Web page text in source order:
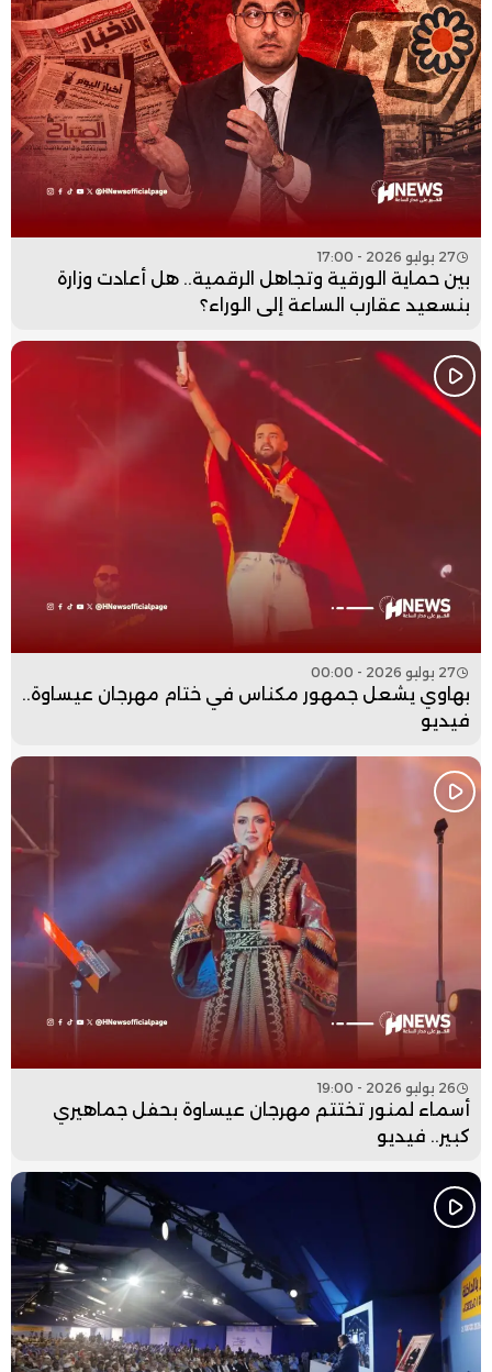
27 يوليو 2026 - 17:00
بين حماية الورقية وتجاهل الرقمية.. هل أعادت وزارة
بنسعيد عقارب الساعة إلى الوراء؟
27 يوليو 2026 - 00:00
بهاوي يشعل جمهور مكناس في ختام مهرجان عيساوة..
فيديو
26 يوليو 2026 - 19:00
أسماء لمنور تختتم مهرجان عيساوة بحفل جماهيري
كبير.. فيديو